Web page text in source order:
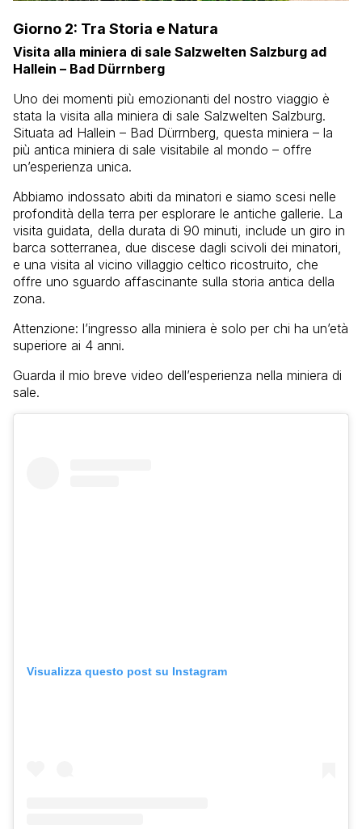
Giorno 2: Tra Storia e Natura
Visita alla miniera di sale Salzwelten Salzburg ad
Hallein – Bad Dürrnberg
Uno dei momenti più emozionanti del nostro viaggio è
stata la visita alla miniera di sale Salzwelten Salzburg.
Situata ad Hallein – Bad Dürrnberg, questa miniera – la
più antica miniera di sale visitabile al mondo – offre
un’esperienza unica.
Abbiamo indossato abiti da minatori e siamo scesi nelle
profondità della terra per esplorare le antiche gallerie. La
visita guidata, della durata di 90 minuti, include un giro in
barca sotterranea, due discese dagli scivoli dei minatori,
e una visita al vicino villaggio celtico ricostruito, che
offre uno sguardo affascinante sulla storia antica della
zona.
Attenzione: l’ingresso alla miniera è solo per chi ha un’età
superiore ai 4 anni.
Guarda il mio breve video dell’esperienza nella miniera di
sale.
Visualizza questo post su Instagram